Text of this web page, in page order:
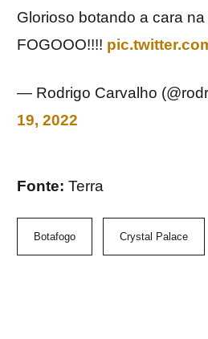
Glorioso botando a cara
FOGOOO!!!!
— Rodrigo Carvalho
19, 2022
Fonte: Terra
Botafogo Crystal Palace